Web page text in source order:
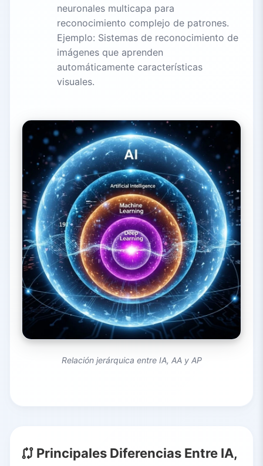
neuronales multicapa para
reconocimiento complejo de patrones.
Ejemplo: Sistemas de reconocimiento de
imágenes que aprenden
automáticamente características
visuales.
Relación jerárquica entre IA, AA y AP
Principales Diferencias Entre IA,